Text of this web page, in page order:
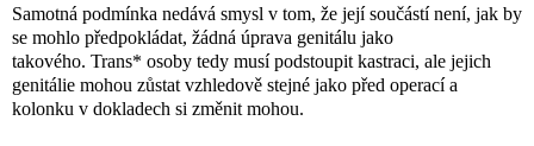
Samotná podmínka nedává smysl v tom, že její součástí není, jak by
se mohlo předpokládat, žádná úprava genitálu jako
takového. Trans* osoby tedy musí podstoupit kastraci, ale jejich
genitálie mohou zůstat vzhledově stejné jako před operací a
kolonku v dokladech si změnit mohou.